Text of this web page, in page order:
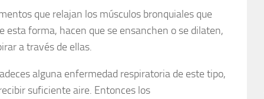
que relajan los músculos bronquiales que
esta forma, hacen que se ensanchen o se dilaten,
a través de ellas.
alguna enfermedad respiratoria de este tipo,
suficiente aire. Entonces los